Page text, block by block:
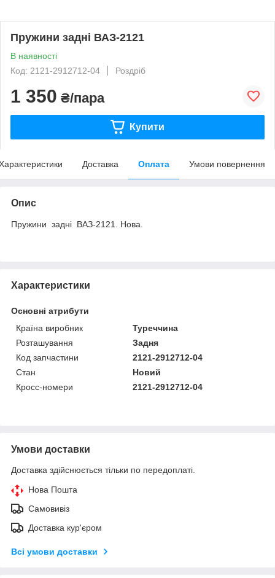
Пружини задні ВАЗ-2121
В наявності
Код: 2121-2912712-04
Роздріб
1 350 ₴/пара
Купити
Доставка Оплата Умови повернення
Опис
Пружини задні ВАЗ-2121. Нова.
Характеристики
Основні атрибути
Країна виробник
Туреччина
Розташування
Задня
Код запчастини
2121-2912712-04
Стан
Новий
Кросс-номери
2121-2912712-04
Умови доставки
Доставка здійснюється тільки по передоплаті.
Нова Пошта
Самовивіз
Доставка кур'єром
Всі умови доставки